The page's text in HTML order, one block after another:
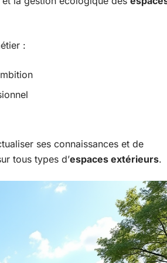
:
ses connaissances et de
tous types d’espaces extérieurs.